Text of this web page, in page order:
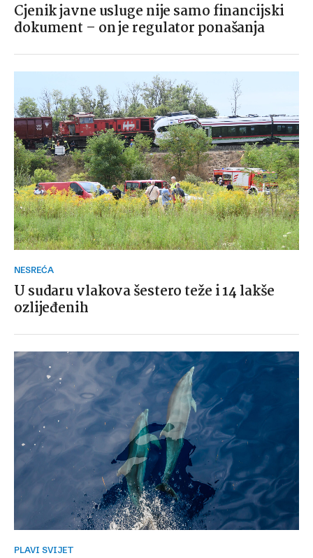
Cjenik javne usluge nije samo financijski
dokument – on je regulator ponašanja
NESREĆA
U sudaru vlakova šestero teže i 14 lakše
ozlijeđenih
PLAVI SVIJET